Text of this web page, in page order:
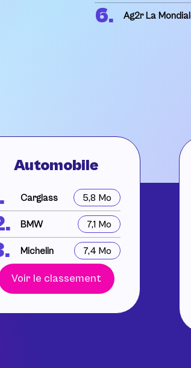
6. Ag2r La
Automobile
Carglass 5,8 Mo
BMW 7,1 Mo
Michelin 7,4 Mo
Voir le classement